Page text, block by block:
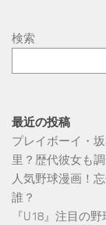
検索
最近の投稿
プレイボーイ・
里？歴代彼女も
人気野球漫画！
誰？
『U18』注目の